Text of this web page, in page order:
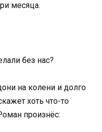
месяца.
без нас?
на колени и долго
хоть что-то
произнёс: